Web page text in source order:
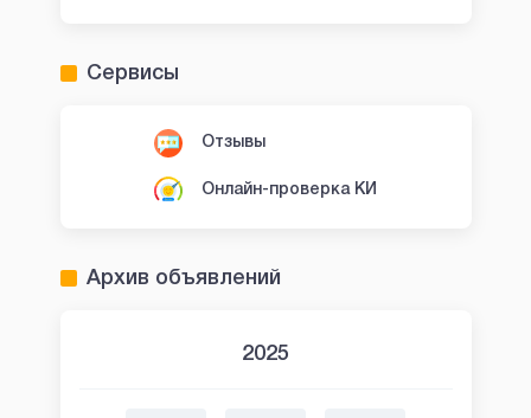
Сервисы
Отзывы
Онлайн-проверка КИ
Архив объявлений
2025